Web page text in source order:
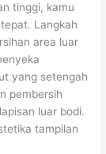
tinggi, kamu
Langkah
area luar
yang setengah
pembersih
luar bodi.
tampilan